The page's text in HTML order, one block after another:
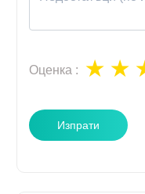
Оценка :
Изпрати